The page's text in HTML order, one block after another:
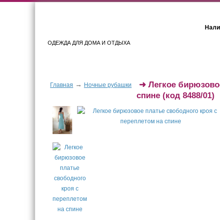
ОДЕЖДА ДЛЯ ДОМА И ОТДЫХА
Главная → Ночные рубашки ➜ Легкое
спине (код 8488/01)